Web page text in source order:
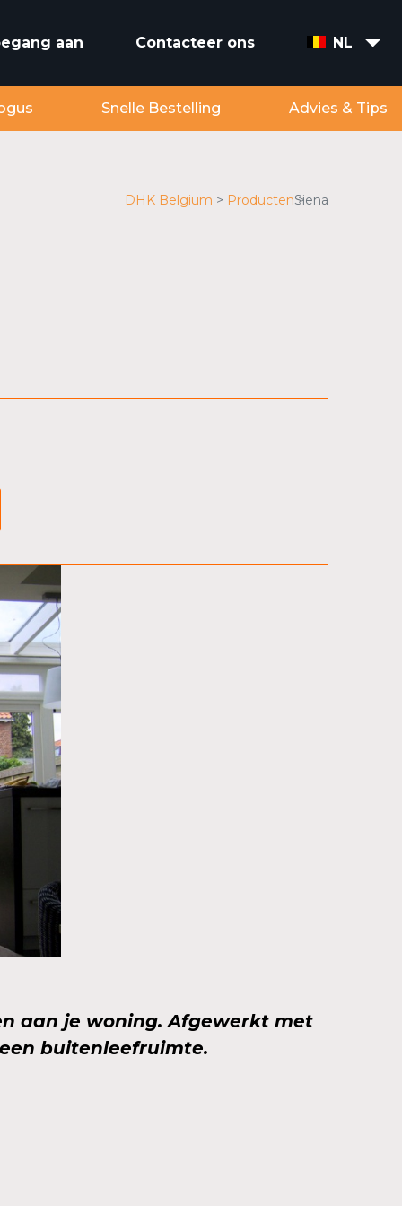
aan Contacteer ons NL
Snelle Bestelling Advies & Tips
DHK Belgium ProductenSiena
aan je woning. Afgewerkt met
buitenleefruimte.